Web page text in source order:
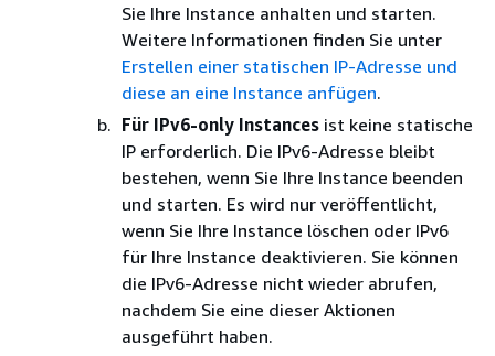
Sie Ihre Instance anhalten und starten.
Weitere Informationen finden Sie unter
Erstellen einer statischen IP-Adresse und
diese an eine Instance anfügen.
Für IPv6-only Instances ist keine statische
IP erforderlich. Die IPv6-Adresse bleibt
bestehen, wenn Sie Ihre Instance beenden
und starten. Es wird nur veröffentlicht,
wenn Sie Ihre Instance löschen oder IPv6
für Ihre Instance deaktivieren. Sie können
die IPv6-Adresse nicht wieder abrufen,
nachdem Sie eine dieser Aktionen
ausgeführt haben.